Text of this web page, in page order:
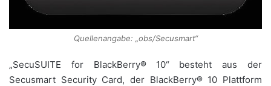
Quellenangabe: „obs/Secusmart“
„SecuSUITE for BlackBerry® 10“ besteht aus der
Secusmart Security Card, der BlackBerry® 10 Plattform